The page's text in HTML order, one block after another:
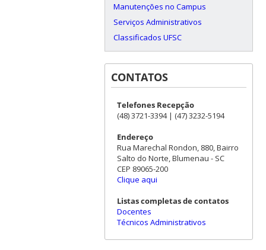
Manutenções no Campus
Serviços Administrativos
Classificados UFSC
CONTATOS
Telefones Recepção
(48) 3721-3394 | (47) 3232-5194
Endereço
Rua Marechal Rondon, 880, Bairro
Salto do Norte, Blumenau - SC
CEP 89065-200
Clique aqui
Listas completas de contatos
Docentes
Técnicos Administrativos